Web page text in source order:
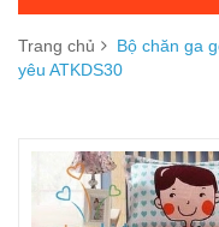
Trang chủ
Bộ chăn ga
yêu ATKDS30